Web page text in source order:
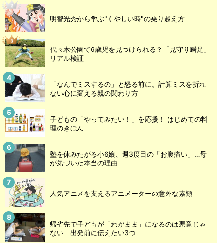
明智光秀から学ぶ"くやしい時"の乗り越え方
代々木公園で6歳児を見つけられる？「見守り瞬足」
リアル検証
「なんでミスするの」と怒る前に。計算ミスを折れ
ない心に変える親の関わり方
子どもの「やってみたい！」を応援！ はじめての料
理のきほん
塾を休みたがる小6娘、週3度目の「お腹痛い」…母
が気づいた本当の理由
人気アニメを支えるアニメーターの意外な素顔
帰省先で子どもが「わがまま」になるのは悪意じゃ
ない 出発前に伝えたい3つ